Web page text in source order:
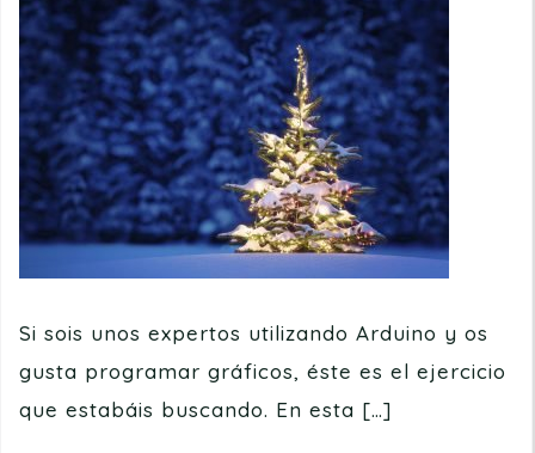
Si sois unos expertos utilizando Arduino y os
gusta programar gráficos, éste es el ejercicio
que estabáis buscando. En esta […]